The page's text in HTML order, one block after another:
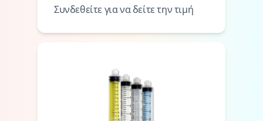
Συνδεθείτε για να δείτε την τιμή